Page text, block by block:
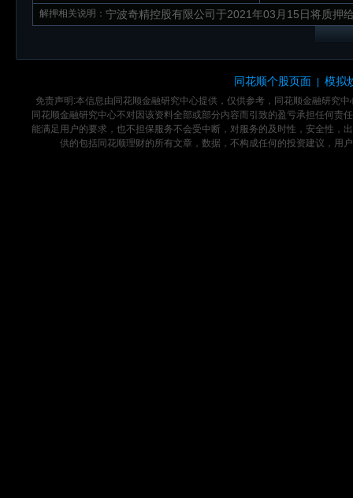
解押相关说明： 宁波奇精控股有限公司于2021年03月15日将质押
同花顺个股页面 模拟
免责声明:本信息由同花顺金融研究中心提供，仅供参考，同花顺金融研究
同花顺金融研究中心不对因该资料全部或部分内容而引致的盈亏承担任何
能满足用户的要求，也不担保服务不会受中断，对服务的及时性，安全性，
供的包括同花顺理财的所有文章，数据，不构成任何的投资建议，用